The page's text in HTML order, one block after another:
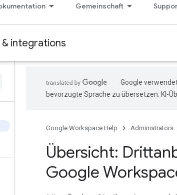
Gemeinschaft
integrations
Google
bevorzugte Sprache zu übersetzen. KI-
Google Workspace Help Administrators
Übersicht:
Google